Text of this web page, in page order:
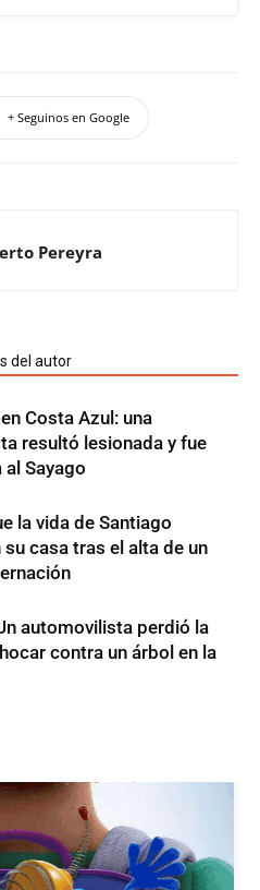
+ Seguinos en Google
Pereyra
del autor
Costa Azul: una
resultó lesionada y fue
Sayago
la vida de Santiago
su casa tras el alta de un
automovilista perdió la
contra un árbol en la